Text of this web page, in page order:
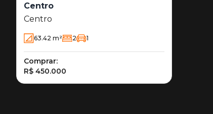
Centro
Centro
63.42 m² 2 1
Comprar:
R$ 450.000